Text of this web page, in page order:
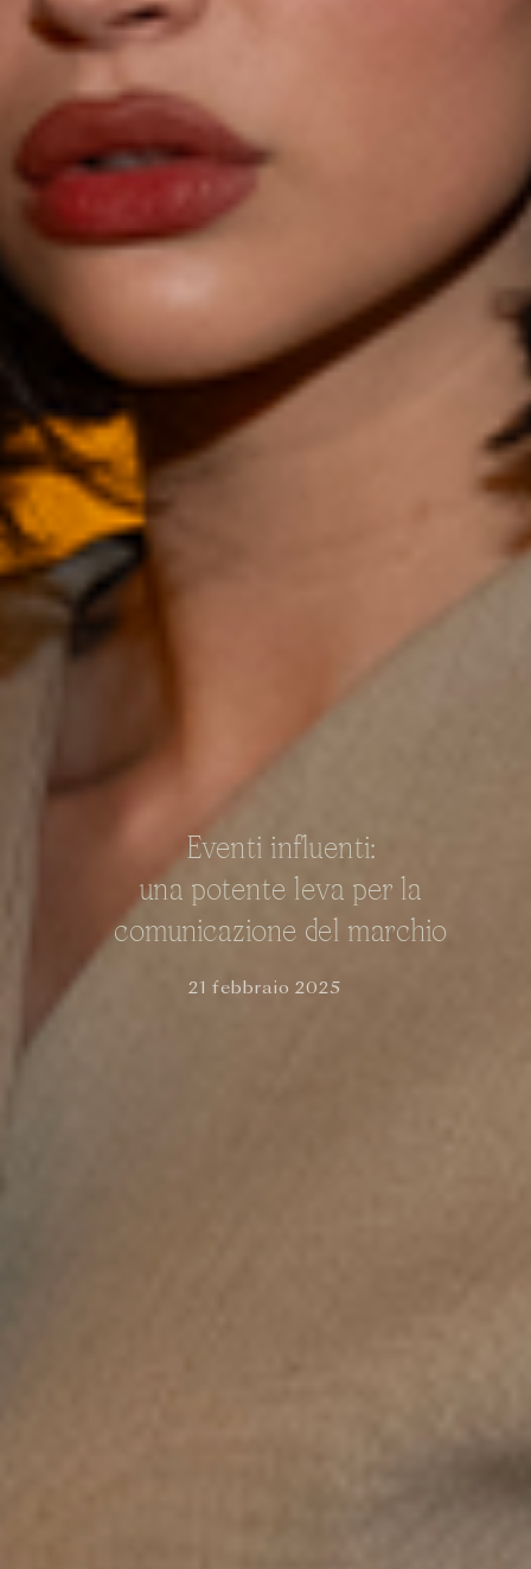
Eventi influenti:
una potente leva per la
comunicazione del marchio
21 febbraio 2025